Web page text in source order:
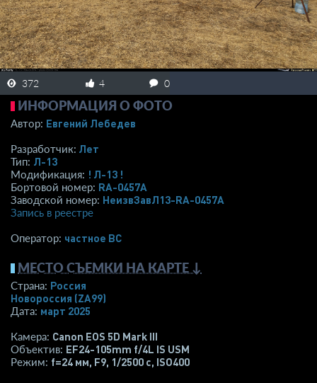
ЗАРЕГИСТРИРОВАТЬСЯ
372 4 0
ИНФОРМАЦИЯ О ФОТО
Автор: Евгений Лебедев
Разработчик: Лет
Тип: Л-13
Модификация: ! Л-13 !
Бортовой номер: RA-0457A
Заводской номер: НеизвЗавЛ13-RA-0457A
Запись в реестре
Оператор: ­частное ВС­
МЕСТО СЪЕМКИ НА КАРТЕ ↓
Страна: Россия
Новороссия (ZA99)
Дата: март 2025
Камера: Canon EOS 5D Mark III
Объектив: EF24-105mm f/4L IS USM
Режим: f=24 мм, F9, 1/2500 с, ISO400